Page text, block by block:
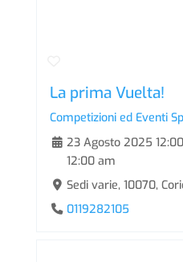
La prima Vuelta!
Competizioni ed Eventi
23 Agosto 2025
12:00 am
Sedi varie, 10070,
0119282105